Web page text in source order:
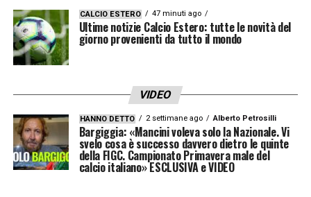
CALCIO ESTERO 47 minuti ago
Ultime notizie Calcio Estero: tutte le novità del
giorno provenienti da tutto il mondo
VIDEO
HANNO DETTO 2 settimane ago Alberto Petrosilli
Bargiggia: «Mancini voleva solo la Nazionale. Vi
svelo cosa è successo davvero dietro le quinte
della FIGC. Campionato Primavera male del
calcio italiano» ESCLUSIVA e VIDEO